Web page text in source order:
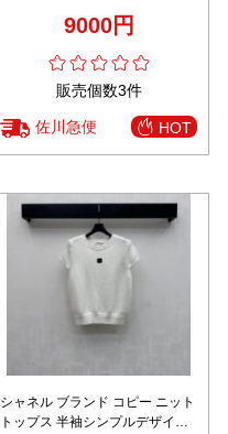
9000円
販売個数3件
佐川急便 HOT
シャネル ブランド コピー ニット
トップス 半袖シンプルデザイン